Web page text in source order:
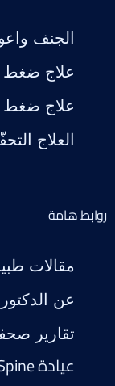
الجنف
علاج ضغط
علاج ضغط
العلاج
روابط هامة
مقالات
عن الدكتور
تقارير
عيادة WE Spine